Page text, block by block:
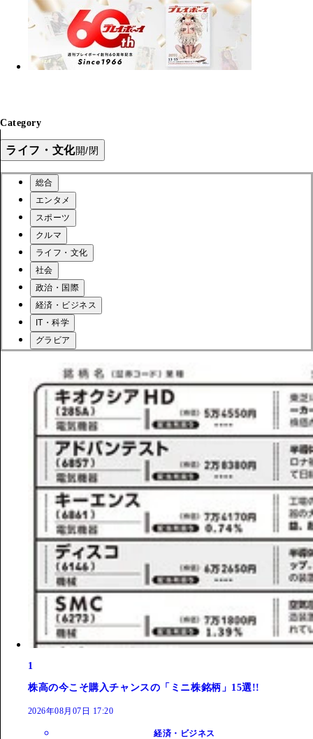
Category
ライフ・文化開/閉
総合
エンタメ
スポーツ
クルマ
ライフ・文化
社会
政治・国際
経済・ビジネス
IT・科学
グラビア
1
株高の今こそ購入チャンスの「ミニ株銘柄」15選!!
2026年08月07日 17:20
経済・ビジネス